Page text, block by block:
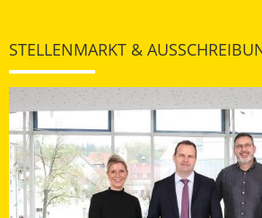
STELLENMARKT &